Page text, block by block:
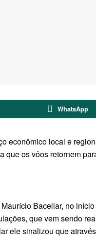
WhatsApp
econômico local e
que os vôos retornem
Bacellar, no
que vem sendo
ele sinalizou que